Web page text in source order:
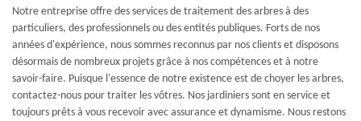
Notre entreprise offre des services de traitement des arbres à des
particuliers, des professionnels ou des entités publiques. Forts de nos
années d'expérience, nous sommes reconnus par nos clients et disposons
désormais de nombreux projets grâce à nos compétences et à notre
savoir-faire. Puisque l'essence de notre existence est de choyer les arbres,
contactez-nous pour traiter les vôtres. Nos jardiniers sont en service et
toujours prêts à vous recevoir avec assurance et dynamisme. Nous restons